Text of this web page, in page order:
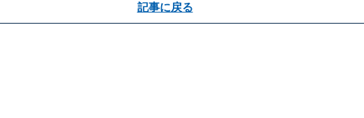
記事に戻る